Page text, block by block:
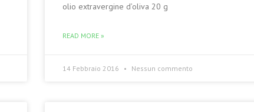
olio extravergine d’oliva 20 g
READ MORE »
14 Febbraio 2016 Nessun commento